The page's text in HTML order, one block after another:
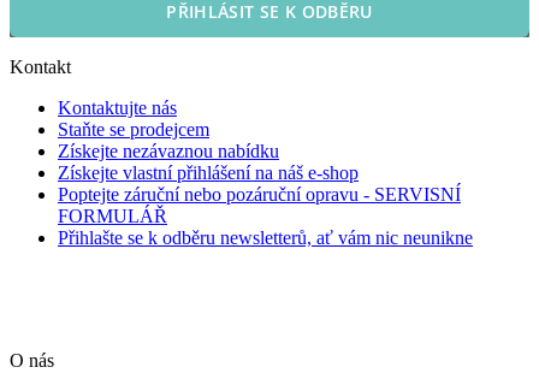
PŘIHLÁSIT SE K ODBĚRU
Kontakt
Kontaktujte nás
Staňte se prodejcem
Získejte nezávaznou nabídku
Získejte vlastní přihlášení na náš e-shop
Poptejte záruční nebo pozáruční opravu - SERVISNÍ
FORMULÁŘ
Přihlašte se k odběru newsletterů, ať vám nic neunikne
O nás